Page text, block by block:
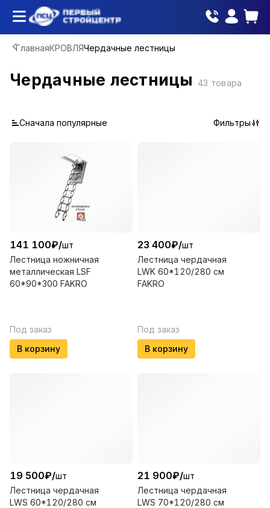
ГлавнаяКРОВЛЯЧердачные лестницы
Чердачные лестницы 43 товара
Сначала популярные Фильтры
141 100₽/шт
Лестница ножничная
металлическая LSF
60*90*300 FAKRO
Под заказ
В корзину
23 400₽/шт
Лестница чердачная
LWK 60*120/280 см
FAKRO
Под заказ
В корзину
19 500₽/шт
Лестница чердачная
LWS 60*120/280 см
21 900₽/шт
Лестница чердачная
LWS 70*120/280 см